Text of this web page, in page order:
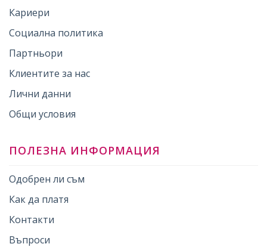
Кариери
Социална политика
Партньори
Клиентите за нас
Лични данни
Общи условия
ПОЛЕЗНА ИНФОРМАЦИЯ
Одобрен ли съм
Как да платя
Контакти
Въпроси